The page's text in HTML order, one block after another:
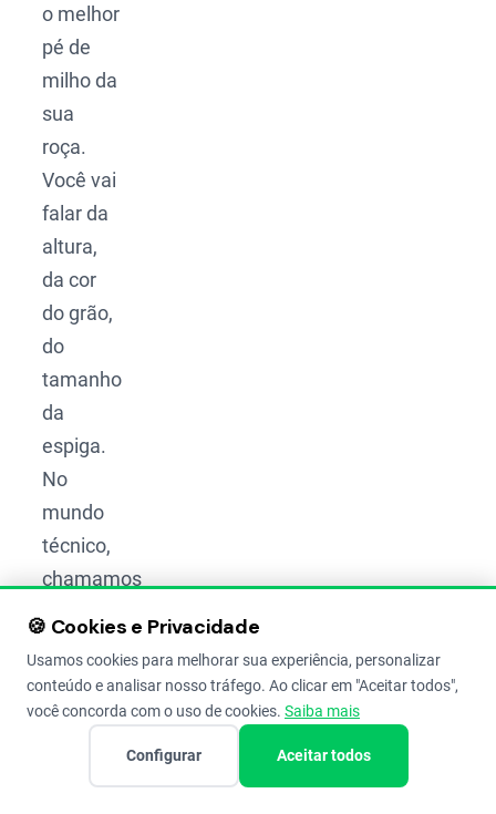
o melhor
pé de
milho da
sua
roça.
Você vai
falar da
altura,
da cor
do grão,
do
tamanho
da
espiga.
No
mundo
técnico,
chamamos
de
descritores.
🍪 Cookies e Privacidade
Usamos cookies para melhorar sua experiência, personalizar
conteúdo e analisar nosso tráfego. Ao clicar em "Aceitar todos",
você concorda com o uso de cookies. Saiba mais
Configurar Aceitar todos